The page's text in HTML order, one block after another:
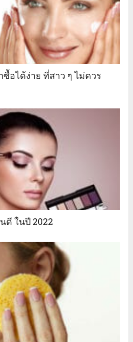
อได้ง่าย ที่สาว ๆ ไม่ควร
ดี ในปี 2022